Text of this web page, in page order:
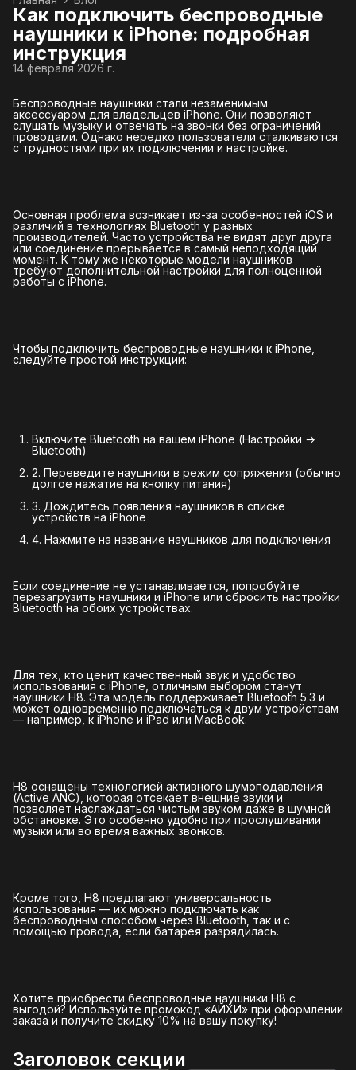
Как подключить беспроводные
наушники к iPhone: подробная
инструкция
14 февраля 2026 г.
Беспроводные наушники стали незаменимым
аксессуаром для владельцев iPhone. Они позволяют
слушать музыку и отвечать на звонки без ограничений
проводами. Однако нередко пользователи сталкиваются
с трудностями при их подключении и настройке.
Основная проблема возникает из-за особенностей iOS и
различий в технологиях Bluetooth у разных
производителей. Часто устройства не видят друг друга
или соединение прерывается в самый неподходящий
момент. К тому же некоторые модели наушников
требуют дополнительной настройки для полноценной
работы с iPhone.
Чтобы подключить беспроводные наушники к iPhone,
следуйте простой инструкции:
Включите Bluetooth на вашем iPhone (Настройки →
Bluetooth)
2. Переведите наушники в режим сопряжения (обычно
долгое нажатие на кнопку питания)
3. Дождитесь появления наушников в списке
устройств на iPhone
4. Нажмите на название наушников для подключения
Если соединение не устанавливается, попробуйте
перезагрузить наушники и iPhone или сбросить настройки
Bluetooth на обоих устройствах.
Для тех, кто ценит качественный звук и удобство
использования с iPhone, отличным выбором станут
наушники H8. Эта модель поддерживает Bluetooth 5.3 и
может одновременно подключаться к двум устройствам
— например, к iPhone и iPad или MacBook.
H8 оснащены технологией активного шумоподавления
(Active ANC), которая отсекает внешние звуки и
позволяет наслаждаться чистым звуком даже в шумной
обстановке. Это особенно удобно при прослушивании
музыки или во время важных звонков.
Кроме того, H8 предлагают универсальность
использования — их можно подключать как
беспроводным способом через Bluetooth, так и с
помощью провода, если батарея разрядилась.
Хотите приобрести беспроводные наушники H8 с
выгодой? Используйте промокод «АЙХИ» при оформлении
заказа и получите скидку 10% на вашу покупку!
Заголовок секции